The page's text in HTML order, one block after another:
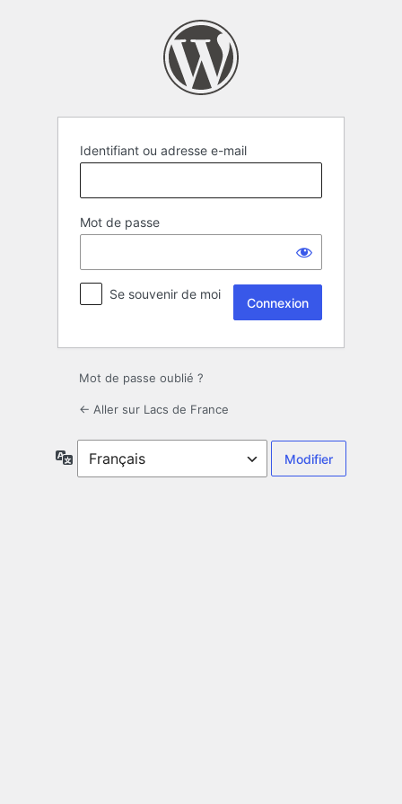
Identifiant ou adresse e-mail
Mot de passe
Se souvenir de moi
Mot de passe oublié ?
← Aller sur Lacs de France
Langue